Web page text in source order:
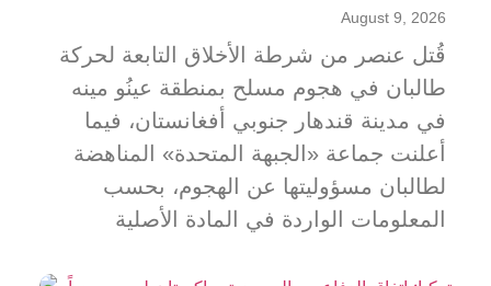
August 9, 2026
قُتل عنصر من شرطة الأخلاق التابعة لحركة
طالبان في هجوم مسلح بمنطقة عينُو مينه
في مدينة قندهار جنوبي أفغانستان، فيما
أعلنت جماعة «الجبهة المتحدة» المناهضة
لطالبان مسؤوليتها عن الهجوم، بحسب
المعلومات الواردة في المادة الأصلية